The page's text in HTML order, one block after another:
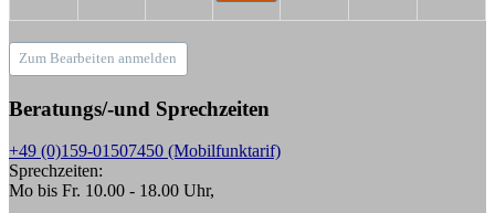
Zum Bearbeiten anmelden
Beratungs/-und Sprechzeiten
+49 (0)159-01507450 (Mobilfunktarif)
Sprechzeiten:
Mo bis Fr. 10.00 - 18.00 Uhr,